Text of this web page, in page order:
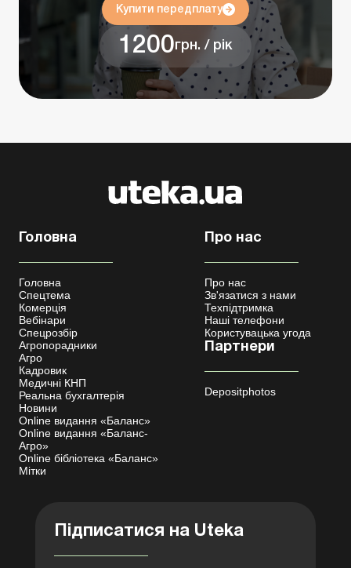
Купити передплату
1200грн. / рік
Головна
Головна
Спецтема
Комерція
Вебінари
Спецрозбір
Агропорадники
Агро
Кадровик
Медичні КНП
Реальна бухгалтерія
Новини
Online видання «Баланс»
Online видання «Баланс-
Агро»
Online бібліотека «Баланс»
Мітки
Про нас
Про нас
Зв'язатися з нами
Техпідтримка
Наші телефони
Користувацька угода
Партнери
Depositphotos
Підписатися на Uteka